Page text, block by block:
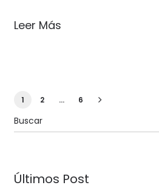
Leer Más
1 2 … 6
Últimos Post